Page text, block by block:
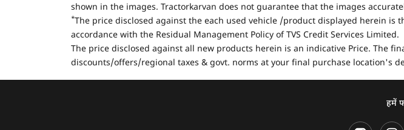
shown in the images. Tractorkarvan does not guarantee that the images
*The price disclosed against the each used vehicle /product displayed herein
accordance with the Residual Management Policy of TVS Credit Services Limited.
The price disclosed against all new products herein is an indicative Price. The
discounts/offers/regional taxes & govt. norms at your final purchase location's
हमें